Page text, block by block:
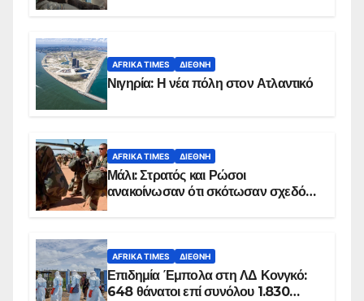
AFRIKA TIMES ΔΙΕΘΝΉ
Νιγηρία: Η νέα πόλη στον Ατλαντικό
AFRIKA TIMES ΔΙΕΘΝΉ
Μάλι: Στρατός και Ρώσοι
ανακοίνωσαν ότι σκότωσαν σχεδόν
AFRIKA TIMES ΔΙΕΘΝΉ
Επιδημία Έμπολα στη ΛΔ Κονγκό:
648 θάνατοι επί συνόλου 1.830